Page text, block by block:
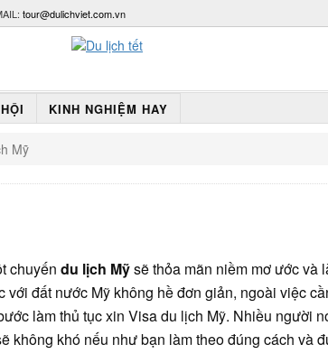
tour@dulichviet.com.vn
KINH NGHIỆM HAY
Mỹ
chuyến du lịch Mỹsẽ thỏa mãn niềm mơ ước và
đất nước Mỹ không hề đơn giản, ngoài việc
làm thủ tục xin Visa du lịch Mỹ. Nhiều người
không khó nếu như bạn làm theo đúng cách và